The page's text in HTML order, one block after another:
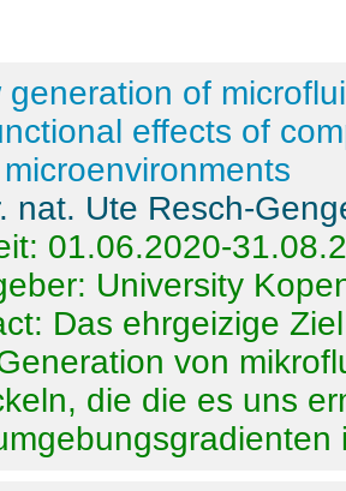
generation of
effects of
nat. Ute Resch-
01.06.2020-
University
Das ehrgeizige
von
die die es uns